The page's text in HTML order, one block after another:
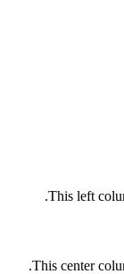
This left
This center